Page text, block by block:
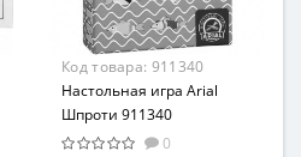
Картон/дерево
Код товара: 911340
Настольная игра Arial
Шпроти 911340
0